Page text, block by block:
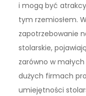
i mogą być
tym rzemiosłem.
zapotrzebowanie
stolarskie,
zarówno w
dużych firmach
umiejętności